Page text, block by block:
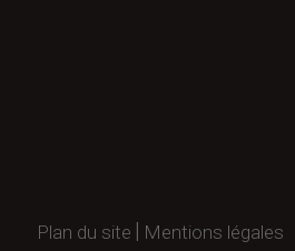
Plan du site Mentions légales